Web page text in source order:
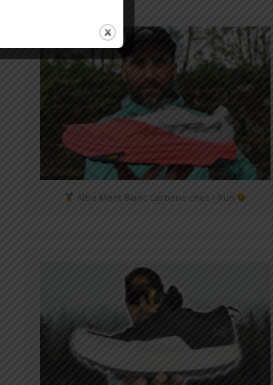
Altra Mont Blanc Carbone chez i-Run